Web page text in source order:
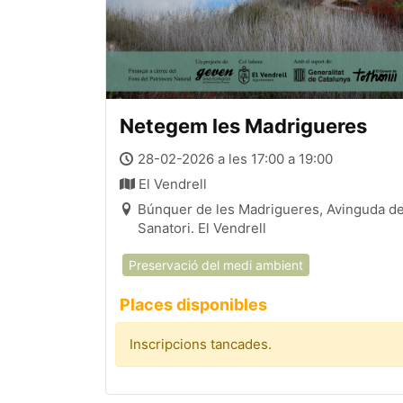
Netegem les Madrigueres
28-02-2026 a les 17:00 a 19:00
El Vendrell
Búnquer de les Madrigueres, Avinguda
Sanatori. El Vendrell
Preservació del medi ambient
Places disponibles
Inscripcions tancades.